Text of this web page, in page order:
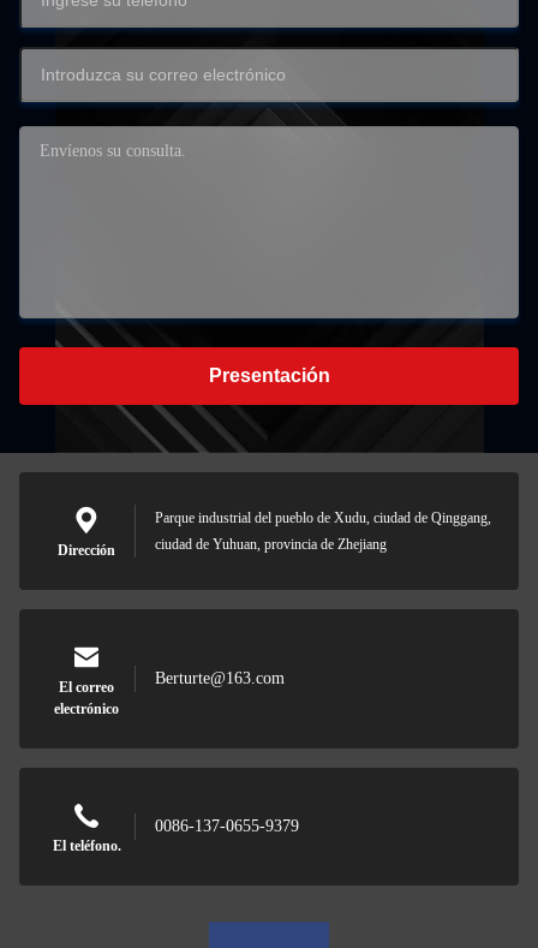
Presentación
Dirección
Parque industrial del pueblo de Xudu, ciudad de Qinggang,
ciudad de Yuhuan, provincia de Zhejiang
El correo
electrónico
Berturte@163.com
El teléfono.
0086-137-0655-9379